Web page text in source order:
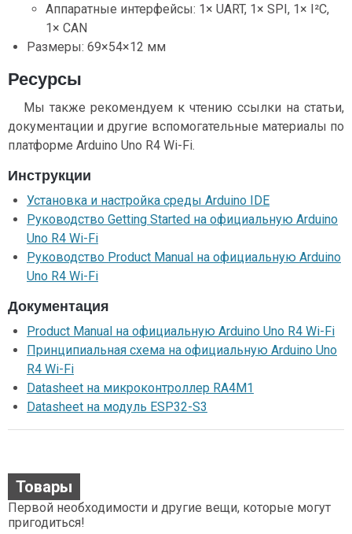
Аппаратные интерфейсы: 1× UART, 1× SPI, 1× I²C,
1× CAN
Размеры: 69×54×12 мм
Ресурсы
Мы также рекомендуем к чтению ссылки на статьи,
документации и другие вспомогательные материалы по
платформе Arduino Uno R4 Wi-Fi.
Инструкции
Установка и настройка среды Arduino IDE
Руководство Getting Started на официальную Arduino
Uno R4 Wi-Fi
Руководство Product Manual на официальную Arduino
Uno R4 Wi-Fi
Документация
Product Manual на официальную Arduino Uno R4 Wi-Fi
Принципиальная схема на официальную Arduino Uno
R4 Wi-Fi
Datasheet на микроконтроллер RA4M1
Datasheet на модуль ESP32-S3
Товары
Первой необходимости и другие вещи, которые могут
пригодиться!